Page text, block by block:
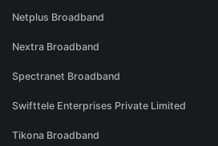
Netplus Broadband
Nextra Broadband
Spectranet Broadband
Swifttele Enterprises Private Limited
Tikona Broadband